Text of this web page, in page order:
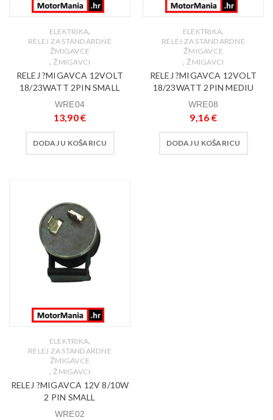
ELEKTRIKA,
RELEJ ZA STANDARDNE
ŽMIGAVCE
, ŽMIGAVCI
RELEJ ?MIGAVCA 12VOLT
18/23WATT 2PIN SMALL
WRE04
13,90€
DODAJ U KOŠARICU
ELEKTRIKA,
RELEJ ZA STANDARDNE
ŽMIGAVCE
, ŽMIGAVCI
RELEJ ?MIGAVCA 12VOLT
18/23WATT 2PIN MEDIU
WRE08
9,16 €
DODAJ U KOŠARICU
ELEKTRIKA,
RELEJ ZA STANDARDNE
ŽMIGAVCE
, ŽMIGAVCI
RELEJ ?MIGAVCA 12V 8/10W
2 PIN SMALL
WRE02